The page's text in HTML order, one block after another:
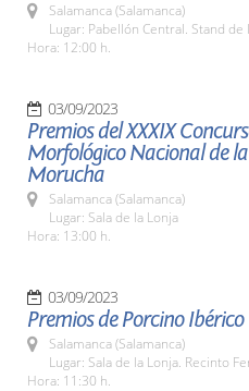
Salamanca (Salamanca)
Lugar: Pabellón Central. Stand de
Hora: 12:00 h.
03/09/2023
Premios del XXXIX
Morfológico Nacional de
Morucha
Salamanca (Salamanca)
Lugar: Sala de la Lonja
Hora: 13:00 h.
03/09/2023
Premios de Porcino Ibérico
Salamanca (Salamanca)
Lugar: Sala de la Lonja. Recinto
Hora: 11:30 h.